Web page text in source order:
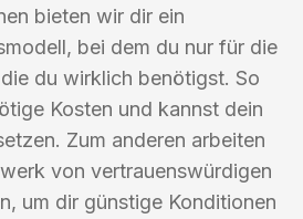
bieten wir dir ein
bei dem du nur für die
du wirklich benötigst. So
Kosten und kannst dein
Zum anderen arbeiten
von vertrauenswürdigen
um dir günstige Konditionen